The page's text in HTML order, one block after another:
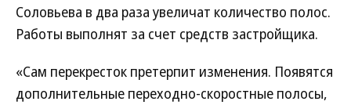
Соловьева в два раза увеличат количество полос.
Работы выполнят за счет средств застройщика.
«Сам перекресток претерпит изменения. Появятся
дополнительные переходно-скоростные полосы,